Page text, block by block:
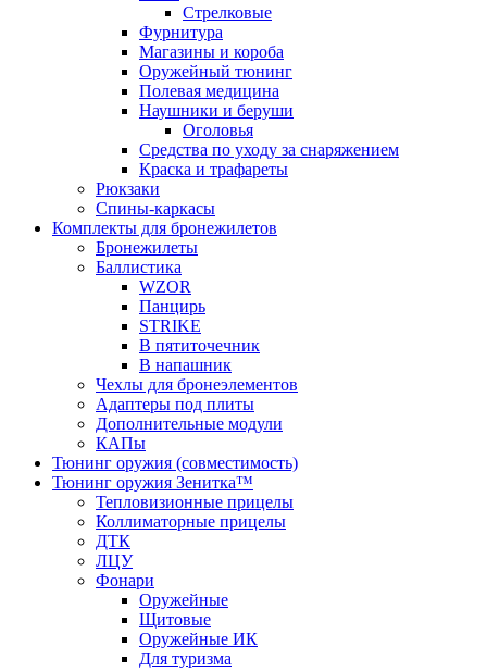
Стрелковые
Фурнитура
Магазины и короба
Оружейный тюнинг
Полевая медицина
Наушники и беруши
Оголовья
Средства по уходу за снаряжением
Краска и трафареты
Рюкзаки
Спины-каркасы
Комплекты для бронежилетов
Бронежилеты
Баллистика
WZOR
Панцирь
STRIKE
В пятиточечник
В напашник
Чехлы для бронеэлементов
Адаптеры под плиты
Дополнительные модули
КАПы
Тюнинг оружия (совместимость)
Тюнинг оружия Зенитка™
Тепловизионные прицелы
Коллиматорные прицелы
ДТК
ЛЦУ
Фонари
Оружейные
Щитовые
Оружейные ИК
Для туризма